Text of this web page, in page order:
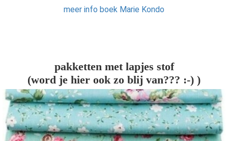
meer info boek Marie Kondo
pakketten met lapjes stof
(word je hier ook zo blij van??? :-) )